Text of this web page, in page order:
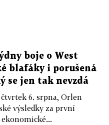
boje o West
blafáky i porušená
se jen tak nevzdá
6. srpna, Orlen
výsledky za první